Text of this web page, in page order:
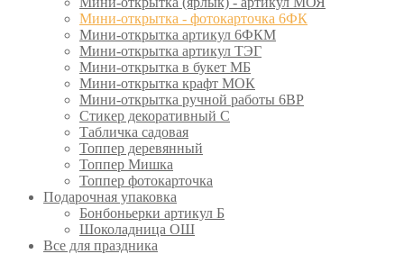
Мини-открытка - фотокарточка 6ФК
Мини-открытка артикул 6ФКМ
Мини-открытка артикул ТЭГ
Мини-открытка в букет МБ
Мини-открытка крафт МОК
Мини-открытка ручной работы 6ВР
Стикер декоративный С
Табличка садовая
Топпер деревянный
Топпер Мишка
Топпер фотокарточка
Подарочная упаковка
Бонбоньерки артикул Б
Шоколадница ОШ
Все для праздника